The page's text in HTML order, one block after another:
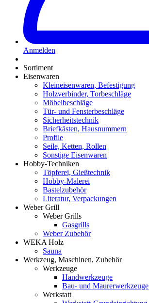
Anmelden
Sortiment
Eisenwaren
Kleineisenwaren, Befestigung
Holzverbinder, Torbeschläge
Möbelbeschläge
Tür- und Fensterbeschläge
Sicherheitstechnik
Briefkästen, Hausnummern
Profile
Seile, Ketten, Rollen
Sonstige Eisenwaren
Hobby-Techniken
Töpferei, Gießtechnik
Hobby-Malerei
Bastelzubehör
Literatur, Verpackungen
Weber Grill
Weber Grills
Gasgrills
Weber Zubehör
WEKA Holz
Sauna
Werkzeug, Maschinen, Zubehör
Werkzeuge
Handwerkzeuge
Bau- und Maurerwerkzeuge
Werkstatt